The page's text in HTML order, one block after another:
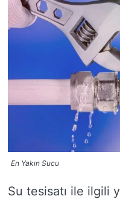
En Yakın Sucu
Su tesisatı ile ilgili